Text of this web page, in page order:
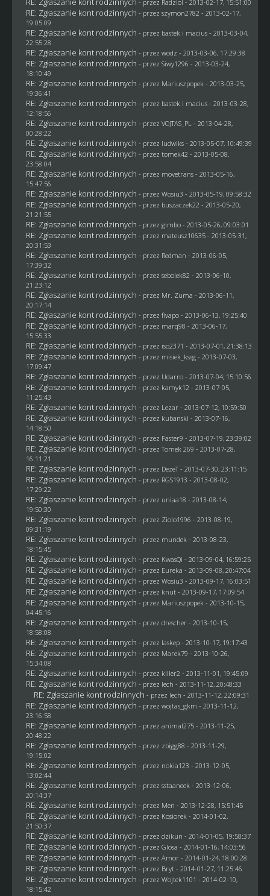
- przez Radziol - 2013-02-17, 15:51:00
RE: Zgłaszanie kont rodzinnych - przez szymon2782 - 2013-02-17,
19:05:09
RE: Zgłaszanie kont rodzinnych - przez bastek i macius- 2013-03-04,
22:55:28
RE: Zgłaszanie kont rodzinnych - przez wodz - 2013-03-06, 17:29:38
RE: Zgłaszanie kont rodzinnych - przez Siwy1296 - 2013-03-24,
18:10:49
RE: Zgłaszanie kont rodzinnych - przez Mariuszpopek - 2013-03-25,
19:36:41
RE: Zgłaszanie kont rodzinnych - przez bastek i macius- 2013-03-28,
12:18:56
RE: Zgłaszanie kont rodzinnych - przez VOJTAS_PL- 2013-04-28,
00:28:22
RE: Zgłaszanie kont rodzinnych - przez ludwiks- 2013-05-07, 10:49:39
RE: Zgłaszanie kont rodzinnych - przez tomek42 - 2013-05-08,
23:58:04
RE: Zgłaszanie kont rodzinnych - przez movetrans- 2013-05-16,
15:47:56
RE: Zgłaszanie kont rodzinnych - przez Wosiu3 - 2013-05-19, 09:58:32
RE: Zgłaszanie kont rodzinnych - przez buszaczek22 - 2013-05-20,
21:21:55
RE: Zgłaszanie kont rodzinnych - przez gimbo- 2013-05-26, 09:03:01
RE: Zgłaszanie kont rodzinnych - przez mateusz10635- 2013-05-31,
20:31:53
RE: Zgłaszanie kont rodzinnych - przez Redman - 2013-06-05,
17:39:32
RE: Zgłaszanie kont rodzinnych - przez sebolek82 - 2013-06-10,
21:23:12
RE: Zgłaszanie kont rodzinnych - przez Mr. Zuma - 2013-06-11,
20:17:14
RE: Zgłaszanie kont rodzinnych - przez fivapo- 2013-06-13, 19:25:40
RE: Zgłaszanie kont rodzinnych - przez marq98 - 2013-06-17,
15:55:33
RE: Zgłaszanie kont rodzinnych - przez iso2371 - 2013-07-01, 21:38:13
RE: Zgłaszanie kont rodzinnych - przez misiek_kssg- 2013-07-03,
17:09:47
RE: Zgłaszanie kont rodzinnych - przez Udarro- 2013-07-04, 15:10:56
RE: Zgłaszanie kont rodzinnych - przez kamyk12 - 2013-07-05,
11:25:43
RE: Zgłaszanie kont rodzinnych - przez Lezar- 2013-07-12, 10:59:50
RE: Zgłaszanie kont rodzinnych - przez kubanski - 2013-07-16,
14:18:50
RE: Zgłaszanie kont rodzinnych - przez Faster9 - 2013-07-19, 23:39:02
RE: Zgłaszanie kont rodzinnych - przezTomek 269 - 2013-07-28,
16:11:21
RE: Zgłaszanie kont rodzinnych - przez DezeT- 2013-07-30, 23:11:15
RE: Zgłaszanie kont rodzinnych - przez RGS1913 - 2013-08-02,
17:29:22
RE: Zgłaszanie kont rodzinnych - przez uniaa18 - 2013-08-14,
19:50:30
RE: Zgłaszanie kont rodzinnych - przez Ziolo1996 - 2013-08-19,
09:31:19
RE: Zgłaszanie kont rodzinnych - przez mundek- 2013-08-23,
18:15:45
RE: Zgłaszanie kont rodzinnych - przez KwasQi - 2013-09-04, 16:59:25
RE: Zgłaszanie kont rodzinnych - przez Eureka - 2013-09-08, 20:47:04
RE: Zgłaszanie kont rodzinnych - przez Wosiu3 - 2013-09-17, 16:03:51
RE: Zgłaszanie kont rodzinnych - przez knut- 2013-09-17, 17:09:54
RE: Zgłaszanie kont rodzinnych - przez Mariuszpopek - 2013-10-15,
04:45:16
RE: Zgłaszanie kont rodzinnych - przez drescher- 2013-10-15,
18:58:08
RE: Zgłaszanie kont rodzinnych - przez laskep- 2013-10-17, 19:17:43
RE: Zgłaszanie kont rodzinnych - przez Marek79 - 2013-10-26,
15:34:08
RE: Zgłaszanie kont rodzinnych - przez killer2 - 2013-11-01, 19:45:09
RE: Zgłaszanie kont rodzinnych - przez lech - 2013-11-12, 20:48:33
RE: Zgłaszanie kont rodzinnych - przez lech - 2013-11-12, 22:09:31
RE: Zgłaszanie kont rodzinnych - przez wojtas_gkm - 2013-11-12,
23:16:58
RE: Zgłaszanie kont rodzinnych - przez animal275 - 2013-11-25,
20:48:22
RE: Zgłaszanie kont rodzinnych - przez zbigg88 - 2013-11-29,
19:15:02
RE: Zgłaszanie kont rodzinnych - przez nokia123 - 2013-12-05,
13:02:44
RE: Zgłaszanie kont rodzinnych - przez sstaaneek- 2013-12-06,
20:14:37
RE: Zgłaszanie kont rodzinnych - przez Men - 2013-12-28, 15:51:45
RE: Zgłaszanie kont rodzinnych - przez Kosiorek- 2014-01-02,
21:50:37
RE: Zgłaszanie kont rodzinnych - przez dzikun - 2014-01-05, 19:58:37
RE: Zgłaszanie kont rodzinnych - przez Glosa - 2014-01-16, 14:03:56
RE: Zgłaszanie kont rodzinnych - przez Amor - 2014-01-24, 18:00:28
RE: Zgłaszanie kont rodzinnych - przez Bryt- 2014-01-27, 11:25:46
RE: Zgłaszanie kont rodzinnych - przez Wojtek1101 - 2014-02-10,
18:15:42